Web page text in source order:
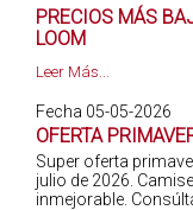
PRECIOS MÁS
LOOM
Leer Más...
Fecha 05-05-2026
OFERTA
Super oferta
julio de 2026.
inmejorable.